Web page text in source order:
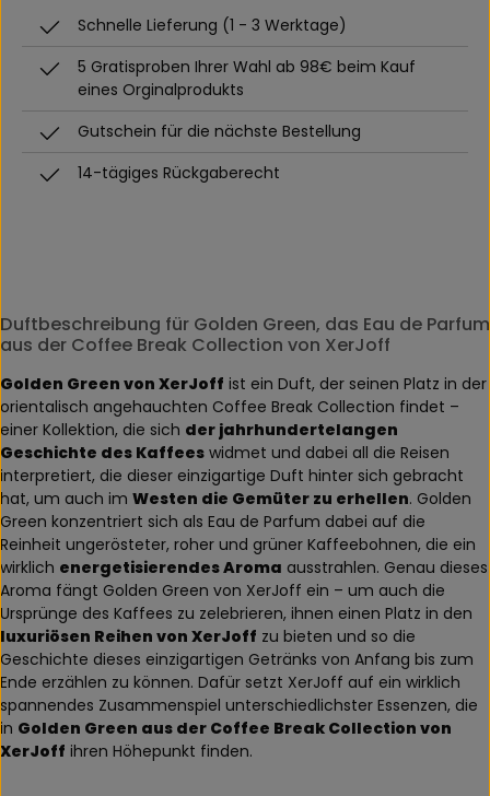
Schnelle Lieferung (1 - 3 Werktage)
5 Gratisproben Ihrer Wahl ab 98€ beim Kauf
eines Orginalprodukts
Gutschein für die nächste Bestellung
14-tägiges Rückgaberecht
Duftbeschreibung für Golden Green, das Eau de Parfum
aus der Coffee Break Collection von XerJoff
Golden Green von XerJoff ist ein Duft, der seinen Platz in der
orientalisch angehauchten Coffee Break Collection findet –
einer Kollektion, die sich der jahrhundertelangen
Geschichte des Kaffees widmet und dabei all die Reisen
interpretiert, die dieser einzigartige Duft hinter sich gebracht
hat, um auch im Westen die Gemüter zu erhellen. Golden
Green konzentriert sich als Eau de Parfum dabei auf die
Reinheit ungerösteter, roher und grüner Kaffeebohnen, die ein
wirklich energetisierendes Aroma ausstrahlen. Genau dieses
Aroma fängt Golden Green von XerJoff ein – um auch die
Ursprünge des Kaffees zu zelebrieren, ihnen einen Platz in den
luxuriösen Reihen von XerJoff zu bieten und so die
Geschichte dieses einzigartigen Getränks von Anfang bis zum
Ende erzählen zu können. Dafür setzt XerJoff auf ein wirklich
spannendes Zusammenspiel unterschiedlichster Essenzen, die
in Golden Green aus der Coffee Break Collection von
XerJoff ihren Höhepunkt finden.